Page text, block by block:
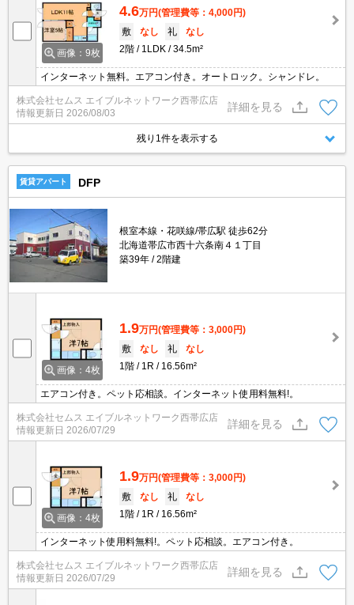
画像：9枚
4.6万円(管理費等：4,000円)
敷
なし 礼
なし
2階
1LDK 34.5m²
インターネット無料。エアコン付き。オートロック。シャンドレ。
株式会社セムス エイブルネットワーク西帯広店
情報更新日 2026/08/03
詳細を見る
残り1件を表示する
賃貸アパート DFP
根室本線・花咲線/帯広駅 徒歩62分
北海道帯広市西十六条南４１丁目
築39年
2階建
画像：4枚
1.9万円(管理費等：3,000円)
敷
なし 礼
なし
1階
1R 16.56m²
エアコン付き。ペット応相談。インターネット使用料無料!。
株式会社セムス エイブルネットワーク西帯広店
情報更新日 2026/07/29
詳細を見る
画像：4枚
1.9万円(管理費等：3,000円)
敷
なし 礼
なし
1階
1R 16.56m²
インターネット使用料無料!。ペット応相談。エアコン付き。
株式会社セムス エイブルネットワーク西帯広店
情報更新日 2026/07/29
詳細を見る